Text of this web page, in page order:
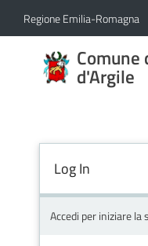
Vai al contenuto
Vai alla navigazione
Vai al footer
Regione Emilia-Romagna
Comune
d'Argile
Comune
di
Amministrazione
Log In
Accedi per iniziare la